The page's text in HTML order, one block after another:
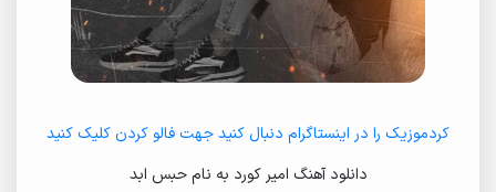
کردموزیک را در اینستاگرام دنبال کنید جهت فالو کردن کلیک کنید
دانلود آهنگ امیر کورد به نام حبس ابد